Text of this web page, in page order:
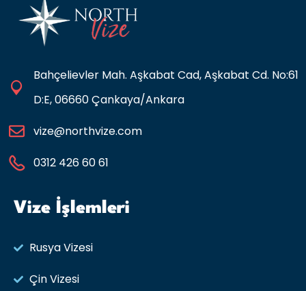
Bahçelievler Mah. Aşkabat Cad, Aşkabat Cd. No:61
D:E, 06660 Çankaya/Ankara
vize@northvize.com
0312 426 60 61
Vize İşlemleri
Rusya Vizesi​
Çin Vizesi